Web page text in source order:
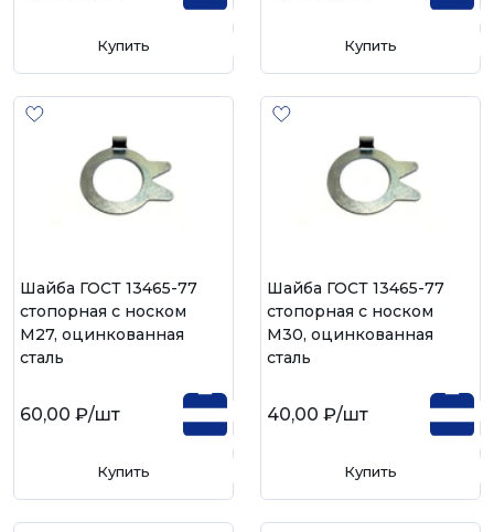
Купить Купить
Шайба ГОСТ 13465-77
стопорная с носком
М27, оцинкованная
сталь
60,00 ₽/шт
Купить
Шайба ГОСТ 13465-77
стопорная с носком
М30, оцинкованная
сталь
40,00 ₽/шт
Купить